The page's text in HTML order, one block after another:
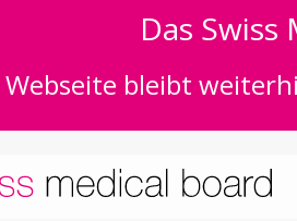
Das
Webseite bleibt